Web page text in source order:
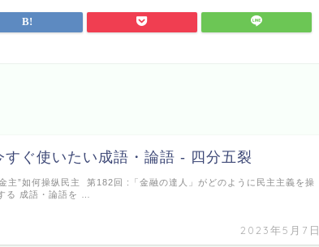
ぐ使いたい成語・論語 - 四分五裂
2023年5月7日
主”如何操纵民主 第182回 :「金融の達人」がどのように民主主義を操
る 成語・論語を …